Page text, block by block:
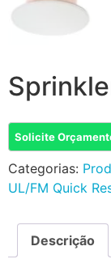
Solicite
Categorias:
UL/FM Quick
Descrição